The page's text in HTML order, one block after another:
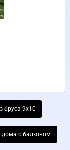
бруса 9х10
дома с балконом